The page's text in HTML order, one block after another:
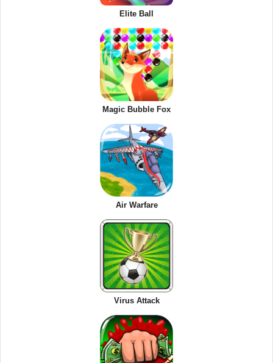
Elite Ball
Magic Bubble Fox
Air Warfare
Virus Attack